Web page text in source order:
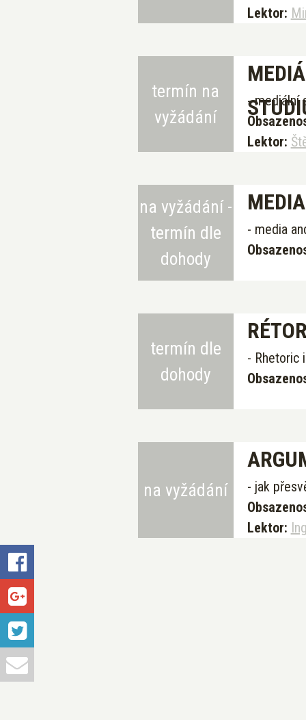
Lektor:
termín na
vyžádání
- mediální
Lektor:
na vyžádání -
termín dle
dohody
- media
termín dle
dohody
- Rhetoric
na vyžádání
- jak
Lektor: